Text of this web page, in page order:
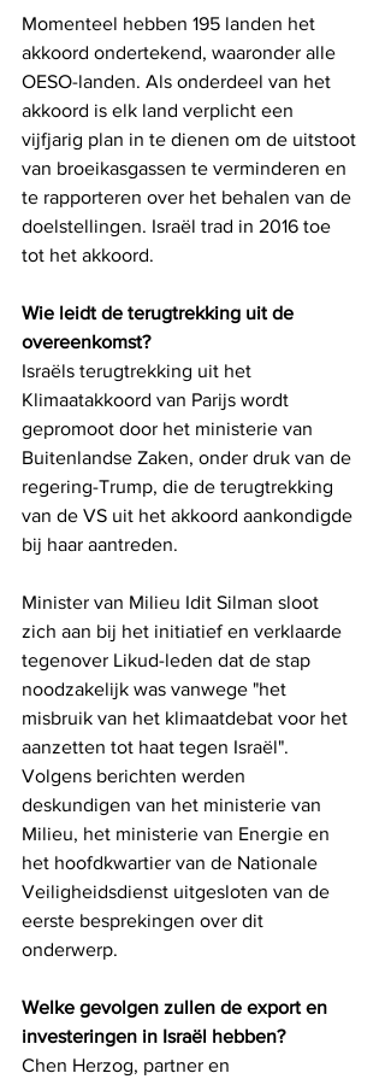
Momenteel hebben 195 landen het
akkoord ondertekend, waaronder alle
OESO-landen. Als onderdeel van het
akkoord is elk land verplicht een
vijfjarig plan in te dienen om de uitstoot
van broeikasgassen te verminderen en
te rapporteren over het behalen van de
doelstellingen. Israël trad in 2016 toe
tot het akkoord.
Wie leidt de terugtrekking uit de
overeenkomst?
Israëls terugtrekking uit het
Klimaatakkoord van Parijs wordt
gepromoot door het ministerie van
Buitenlandse Zaken, onder druk van de
regering-Trump, die de terugtrekking
van de VS uit het akkoord aankondigde
bij haar aantreden.
Minister van Milieu Idit Silman sloot
zich aan bij het initiatief en verklaarde
tegenover Likud-leden dat de stap
noodzakelijk was vanwege "het
misbruik van het klimaatdebat voor het
aanzetten tot haat tegen Israël".
Volgens berichten werden
deskundigen van het ministerie van
Milieu, het ministerie van Energie en
het hoofdkwartier van de Nationale
Veiligheidsdienst uitgesloten van de
eerste besprekingen over dit
onderwerp.
Welke gevolgen zullen de export en
investeringen in Israël hebben?
Chen Herzog, partner en